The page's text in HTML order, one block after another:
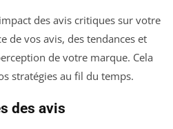
des avis critiques sur votre
de vos avis, des tendances et
de votre marque. Cela
stratégies au fil du temps.
des avis